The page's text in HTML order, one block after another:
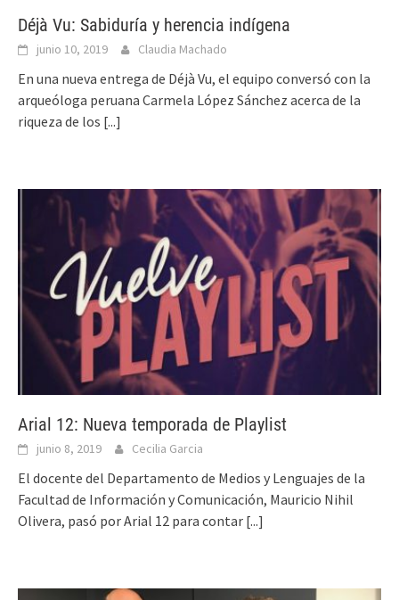
Déjà Vu: Sabiduría y herencia indígena
junio 10, 2019 Claudia Machado
En una nueva entrega de Déjà Vu, el equipo conversó con la
arqueóloga peruana Carmela López Sánchez acerca de la
riqueza de los [...]
Arial 12: Nueva temporada de Playlist
junio 8, 2019 Cecilia Garcia
El docente del Departamento de Medios y Lenguajes de la
Facultad de Información y Comunicación, Mauricio Nihil
Olivera, pasó por Arial 12 para contar [...]